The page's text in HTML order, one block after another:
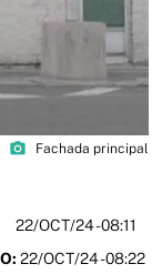
photo_camera Fachada principal
22/OCT/24- 08:11
22/OCT/24 - 08:22